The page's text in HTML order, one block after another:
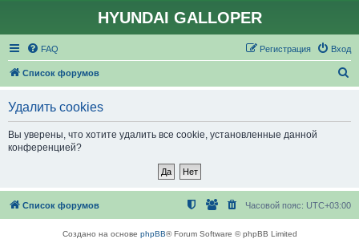
HYUNDAI GALLOPER
FAQ Вход
Регистрация
Список форумов
Удалить cookies
Вы уверены, что хотите удалить все cookie, установленные данной
конференцией?
Список форумов Часовой пояс: UTC+03:00
Создано на основе phpBB® Forum Software © phpBB Limited